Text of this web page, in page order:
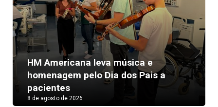
HM Americana leva música e
homenagem pelo Dia dos Pais a
pacientes
8 de agosto de 2026
Next